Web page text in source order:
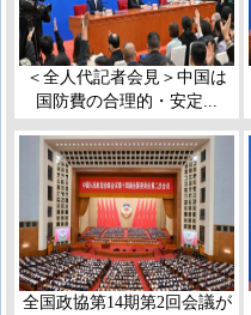
＜全人代記者会見＞中国は
国防費の合理的・安定...
全国政協第14期第2回会議が